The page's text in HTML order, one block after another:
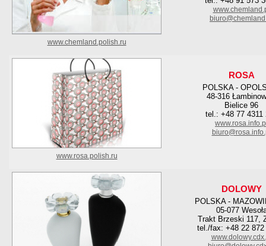
www.chemland.polish.ru
ROSA
POLSKA -
48-316
Bielice 96
tel.: +48 77 4311
www.rosa.polish.ru
DOLOWY
POLSKA -
05-077
Trakt Brzeski 117,
tel./fax: +48 22 872